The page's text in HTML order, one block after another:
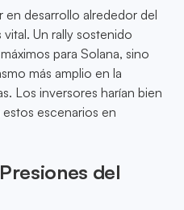
desarrollo alrededor del
vital. Un rally sostenido
para Solana, sino
más amplio en la
Los inversores harían bien
escenarios en
del